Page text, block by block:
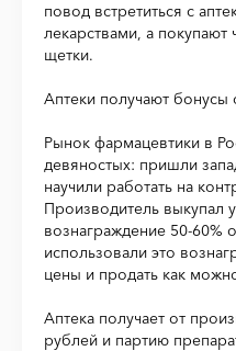
повод встретиться с
лекарствами, а
щетки.
Аптеки получают бонусы
Рынок фармацевтики в
девяностых: пришли
научили работать на
Производитель выкупал
вознаграждение 50-60%
использовали это
цены и продать как
Аптека получает от
рублей и партию